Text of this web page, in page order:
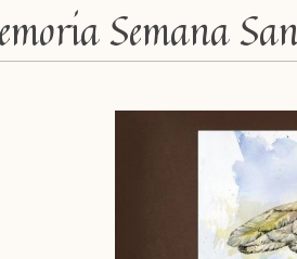
Semana